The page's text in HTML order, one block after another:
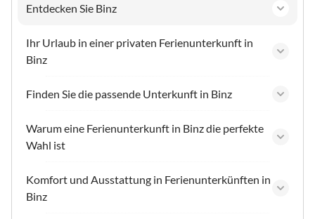
Entdecken Sie Binz
Ihr Urlaub in einer privaten Ferienunterkunft in
Binz
Finden Sie die passende Unterkunft in Binz
Warum eine Ferienunterkunft in Binz die perfekte
Wahl ist
Komfort und Ausstattung in Ferienunterkünften in
Binz